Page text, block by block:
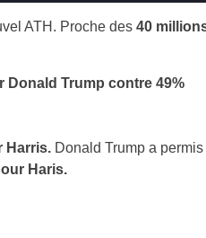
ATH. Proche des 40
Donald Trump contre 49%
Harris.Donald Trump a permis
Haris.